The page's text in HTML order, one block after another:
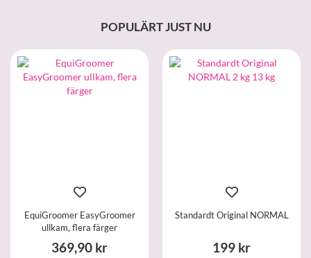
POPULÄRT JUST NU
EquiGroomer EasyGroomer
ullkam, flera färger
369,90 kr
Standardt Original NORMAL
199 kr